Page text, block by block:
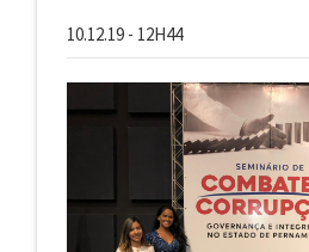
10.12.19 - 12H44